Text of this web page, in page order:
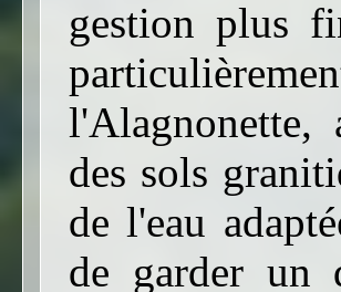
gestion plus
des sols
de l'eau
de garder un